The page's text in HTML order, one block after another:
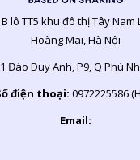
lô TT5 khu đô thị Tây
Hoàng Mai, Hà Nội
Đào Duy Anh, P9, Q Phú
điện thoại: 0972225586
Email: